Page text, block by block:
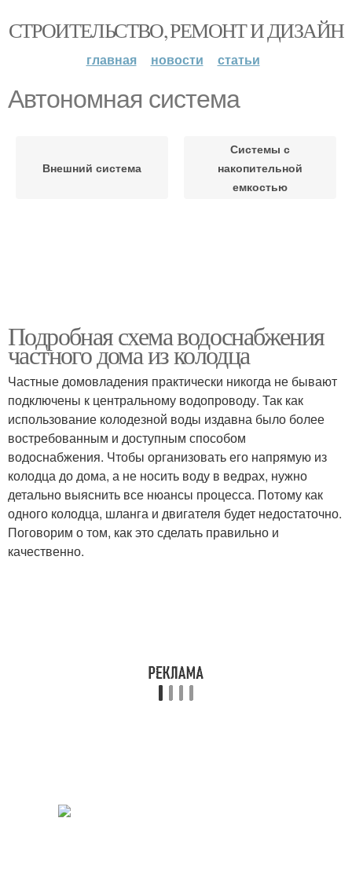
СТРОИТЕЛЬСТВО, РЕМОНТ И ДИЗАЙН
главная новости статьи
Автономная система
Внешний система
Системы с
накопительной
емкостью
Подробная схема водоснабжения
частного дома из колодца
Частные домовладения практически никогда не бывают
подключены к центральному водопроводу. Так как
использование колодезной воды издавна было более
востребованным и доступным способом
водоснабжения. Чтобы организовать его напрямую из
колодца до дома, а не носить воду в ведрах, нужно
детально выяснить все нюансы процесса. Потому как
одного колодца, шланга и двигателя будет недостаточно.
Поговорим о том, как это сделать правильно и
качественно.